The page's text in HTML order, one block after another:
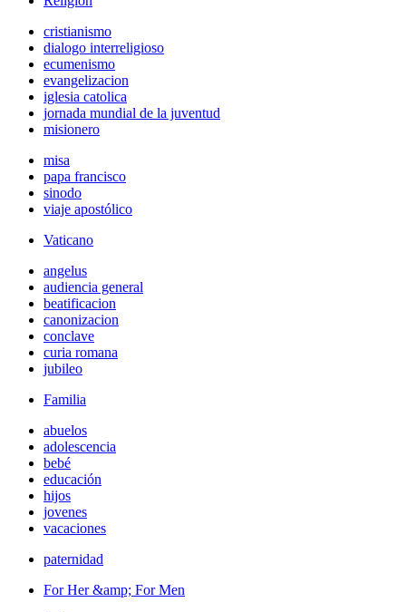
cristianismo
dialogo interreligioso
ecumenismo
evangelizacion
iglesia catolica
jornada mundial de la juventud
misionero
misa
papa francisco
sinodo
viaje apostólico
Vaticano
angelus
audiencia general
beatificacion
canonizacion
conclave
curia romana
jubileo
Familia
abuelos
adolescencia
bebé
educación
hijos
jovenes
vacaciones
paternidad
For Her &amp; For Men